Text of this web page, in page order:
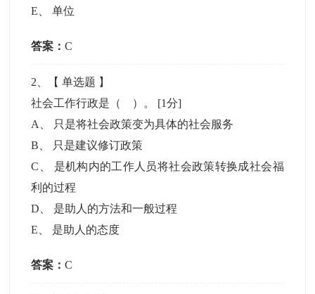
E 、单位
答案：C
2 、【单选题 】
社会工作行政是（ ）。 [1分]
A
只是将社会政策变为具体的社会服务
B
只是建议修订政策
C
是机构内的工作人员将社会政策转换成社会福
利的过程
D
是助人的方法和一般过程
E
是助人的态度
答案：C